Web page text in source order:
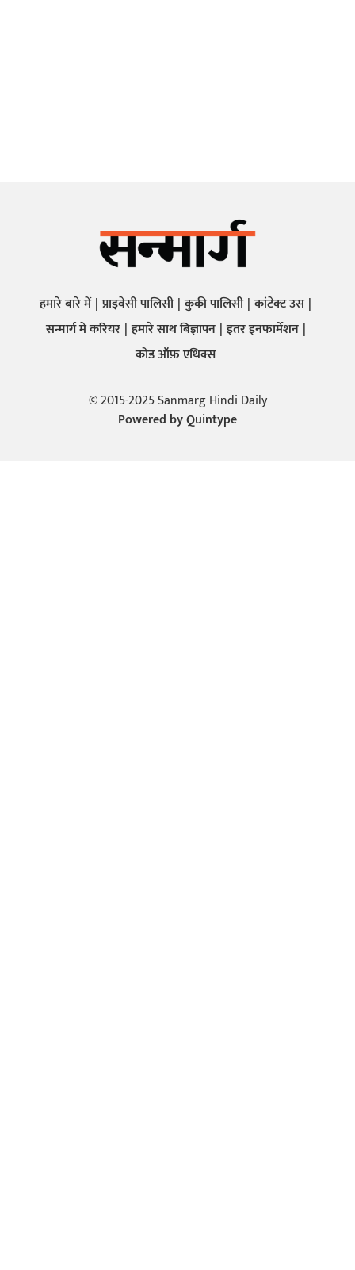
हमारे बारे में प्राइवेसी पालिसी कुकी पालिसी कांटेक्ट उस
सन्मार्ग में करियर हमारे साथ बिज्ञापन इतर इनफार्मेशन
कोड ऑफ़ एथिक्स
© 2015-2025 Sanmarg Hindi Daily
Powered byQuintype